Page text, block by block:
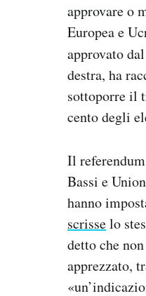
approvare o
Europea e
approvato
destra, ha
sottoporre il
cento degli
Il
Bassi e
hanno
scrisselo
detto che
apprezzato,